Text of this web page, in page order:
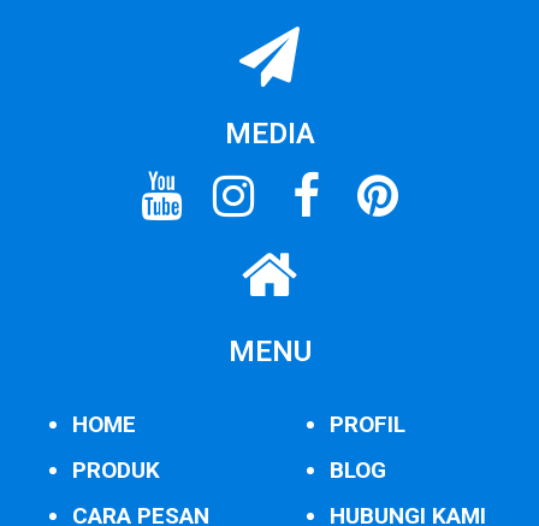
MEDIA
MENU
HOME
PRODUK
CARA PESAN
PROFIL
BLOG
HUBUNGI KAMI